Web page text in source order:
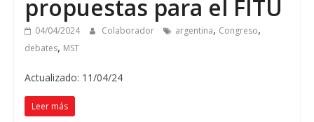
propuestas para el FITU
04/04/2024 Colaborador argentina, Congreso,
debates, MST
Actualizado: 11/04/24
Leer más